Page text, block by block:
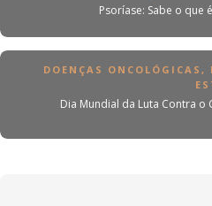
Psoríase: Sabe o que
DOENÇAS ONCOLÓGICAS ,
Dia Mundial da Luta Contra o